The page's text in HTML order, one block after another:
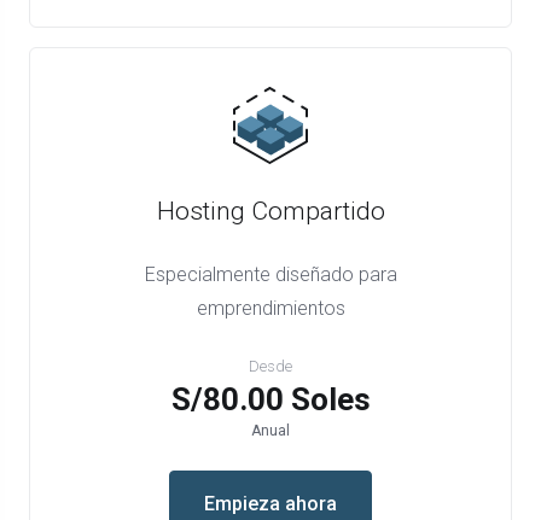
Hosting Compartido
Especialmente diseñado para
emprendimientos
Desde
S/80.00 Soles
Anual
Empieza ahora